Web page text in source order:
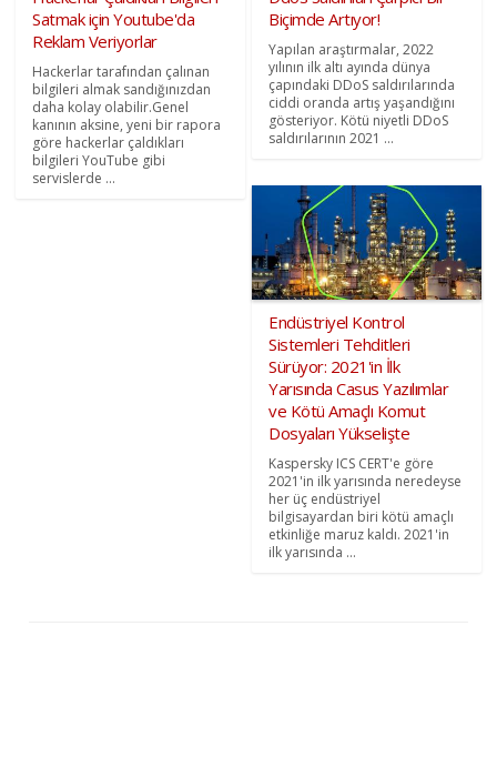
Satmak için Youtube'da
Reklam Veriyorlar
Hackerlar tarafından çalınan
bilgileri almak sandığınızdan
daha kolay olabilir.Genel
kanının aksine, yeni bir rapora
göre hackerlar çaldıkları
bilgileri YouTube gibi
servislerde ...
Biçimde Artıyor!
Yapılan araştırmalar, 2022
yılının ilk altı ayında dünya
çapındaki DDoS saldırılarında
ciddi oranda artış yaşandığını
gösteriyor. Kötü niyetli DDoS
saldırılarının 2021 ...
Endüstriyel Kontrol
Sistemleri Tehditleri
Sürüyor: 2021'in İlk
Yarısında Casus Yazılımlar
ve Kötü Amaçlı Komut
Dosyaları Yükselişte
Kaspersky ICS CERT'e göre
2021'in ilk yarısında neredeyse
her üç endüstriyel
bilgisayardan biri kötü amaçlı
etkinliğe maruz kaldı. 2021'in
ilk yarısında ...